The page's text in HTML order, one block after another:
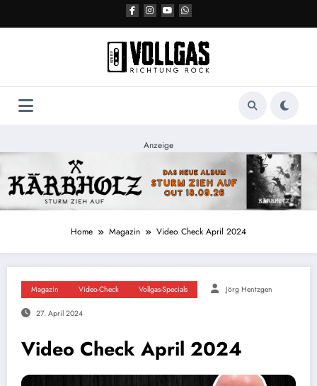
Anzeige
Home Magazin Video Check April 2024
Magazin Video-Check Vollgas-Specials Jörg Hentzgen
27. April 2024
Video Check April 2024